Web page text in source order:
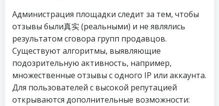
Администрация площадки следит за тем, чтобы
отзывы были真实 (реальными) и не являлись
результатом сговора групп продавцов.
Существуют алгоритмы, выявляющие
подозрительную активность, например,
множественные отзывы с одного IP или аккаунта.
Для пользователей с высокой репутацией
открываются дополнительные возможности: